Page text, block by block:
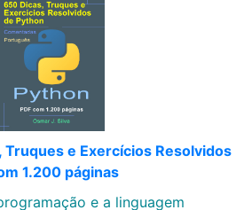
Truques e Exercícios Resolvidos
1.200 páginas
e a linguagem